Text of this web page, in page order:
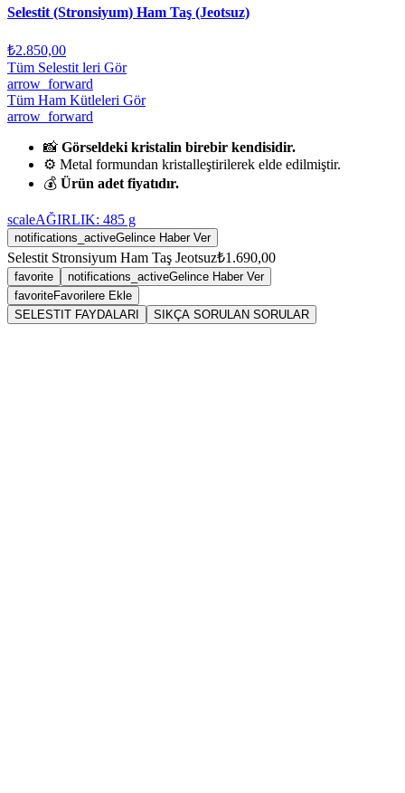
Selestit (Stronsiyum) Ham Taş (Jeotsuz)
₺2.850,00
Tüm Selestit leri Gör
arrow_forward
Tüm Ham Kütleleri Gör
arrow_forward
📸 Görseldeki kristalin birebir kendisidir.
⚙️ Metal formundan kristalleştirilerek elde edilmiştir.
💰 Ürün adet fiyatıdır.
scaleAĞIRLIK: 485 g
notifications_activeGelince Haber Ver
Selestit Stronsiyum Ham Taş Jeotsuz₺1.690,00
favorite notifications_activeGelince Haber Ver
favoriteFavorilere Ekle
SELESTIT FAYDALARI
SIKÇA SORULAN SORULAR